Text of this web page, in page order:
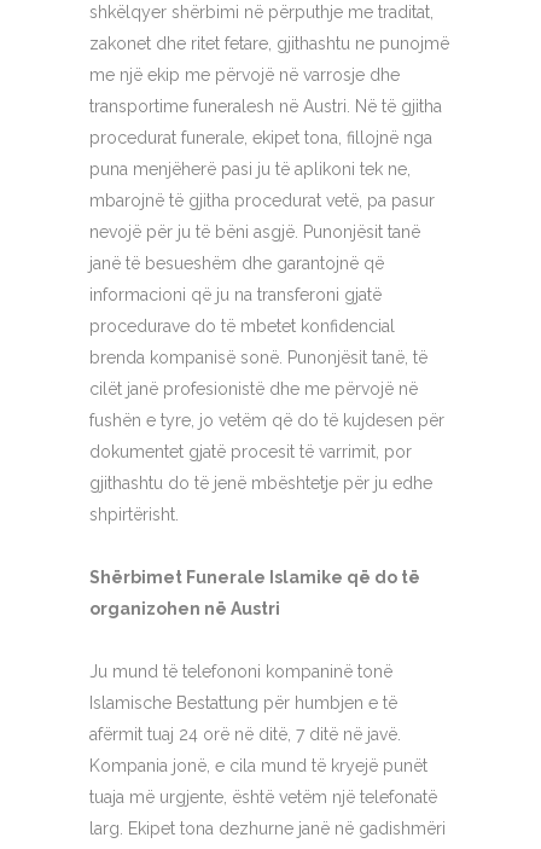
shkëlqyer shërbimi në përputhje me traditat,
zakonet dhe ritet fetare, gjithashtu ne punojmë
me një ekip me përvojë në varrosje dhe
transportime funeralesh në Austri. Në të gjitha
procedurat funerale, ekipet tona, fillojnë nga
puna menjëherë pasi ju të aplikoni tek ne,
mbarojnë të gjitha procedurat vetë, pa pasur
nevojë për ju të bëni asgjë. Punonjësit tanë
janë të besueshëm dhe garantojnë që
informacioni që ju na transferoni gjatë
procedurave do të mbetet konfidencial
brenda kompanisë sonë. Punonjësit tanë, të
cilët janë profesionistë dhe me përvojë në
fushën e tyre, jo vetëm që do të kujdesen për
dokumentet gjatë procesit të varrimit, por
gjithashtu do të jenë mbështetje për ju edhe
shpirtërisht.
Shërbimet Funerale Islamike që do të
organizohen në Austri
Ju mund të telefononi kompaninë tonë
Islamische Bestattung për humbjen e të
afërmit tuaj 24 orë në ditë, 7 ditë në javë.
Kompania jonë, e cila mund të kryejë punët
tuaja më urgjente, është vetëm një telefonatë
larg. Ekipet tona dezhurne janë në gadishmëri